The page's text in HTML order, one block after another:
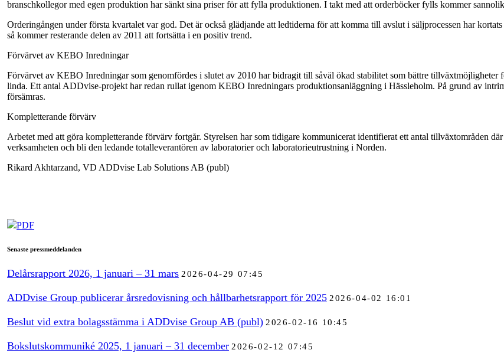
branschkollegor med egen produktion har sänkt sina priser för att fylla produktionen. I takt med att orderböcker fylls kommer
Orderingången under första kvartalet var god. Det är också glädjande att ledtiderna för att komma till avslut i säljprocessen har
så kommer resterande delen av 2011 att fortsätta i en positiv trend.
Förvärvet av KEBO Inredningar
Förvärvet av KEBO Inredningar som genomfördes i slutet av 2010 har bidragit till såväl ökad stabilitet som bättre
linda. Ett antal ADDvise-projekt har redan rullat igenom KEBO Inredningars produktionsanläggning i Hässleholm. På grund av
försämras.
Kompletterande förvärv
Arbetet med att göra kompletterande förvärv fortgår. Styrelsen har som tidigare kommunicerat identifierat ett antal tillväxtområden
verksamheten och bli den ledande totalleverantören av laboratorier och laboratorieutrustning i Norden.
Rikard Akhtarzand, VD ADDvise Lab Solutions AB (publ)
PDF
Senaste pressmeddelanden
Delårsrapport 2026, 1 januari – 31 mars 2026-04-29 07:45
ADDvise Group publicerar årsredovisning och hållbarhetsrapport för 2025 2026-04-02 16:01
Beslut vid extra bolagsstämma i ADDvise Group AB (publ) 2026-02-16 10:45
Bokslutskommuniké 2025, 1 januari – 31 december 2026-02-12 07:45